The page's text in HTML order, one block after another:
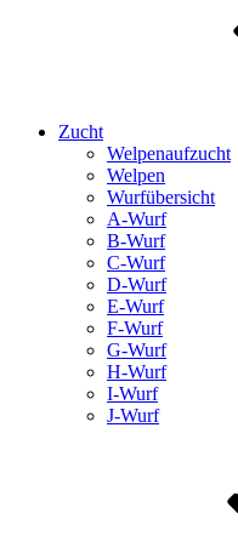
Zucht
Welpenaufzucht
Welpen
Wurfübersicht
A-Wurf
B-Wurf
C-Wurf
D-Wurf
E-Wurf
F-Wurf
G-Wurf
H-Wurf
I-Wurf
J-Wurf